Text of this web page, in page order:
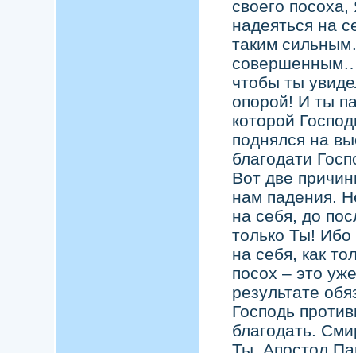
своего
надеяться на
таким
совершенным…
чтобы ты
опорой! И ты
которой
поднялся на
благодати
Вот две
нам падения.
на себя, до
только Ты! Ибо
на себя, как
посох – это
результате
Господь
благодать.